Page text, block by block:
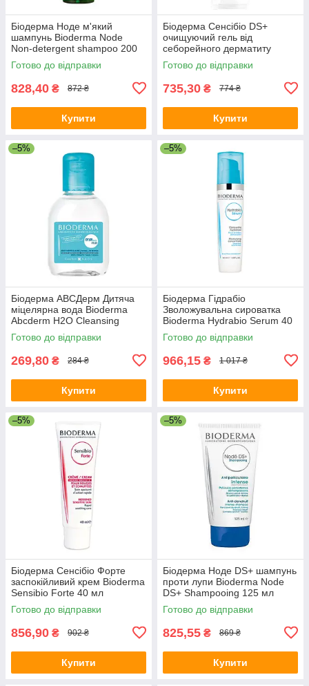
Біодерма Ноде м'який
шампунь Bioderma Node
Non-detergent shampoo 200
мл
Готово до відправки
828,40 ₴ 872 ₴
Купити
Біодерма Сенсібіо DS+
очищуючий гель від
себорейного дерматиту
Bioderma Sensibio DS+ gel
200 мл
Готово до відправки
735,30 ₴ 774 ₴
Купити
–5%
Біодерма АВСДерм Дитяча
міцелярна вода Bioderma
Abcderm H2O Cleansing
Water 100 мл
Готово до відправки
269,80 ₴ 284 ₴
Купити
–5%
Біодерма Гідрабіо
Зволожувальна сироватка
Bioderma Hydrabio Serum 40
мл
Готово до відправки
966,15 ₴ 1 017 ₴
Купити
–5%
Біодерма Сенсібіо Форте
заспокійливий крем Bioderma
Sensibio Forte 40 мл
Готово до відправки
856,90 ₴ 902 ₴
Купити
–5%
Біодерма Ноде DS+ шампунь
проти лупи Bioderma Node
DS+ Shampooing 125 мл
Готово до відправки
825,55 ₴ 869 ₴
Купити